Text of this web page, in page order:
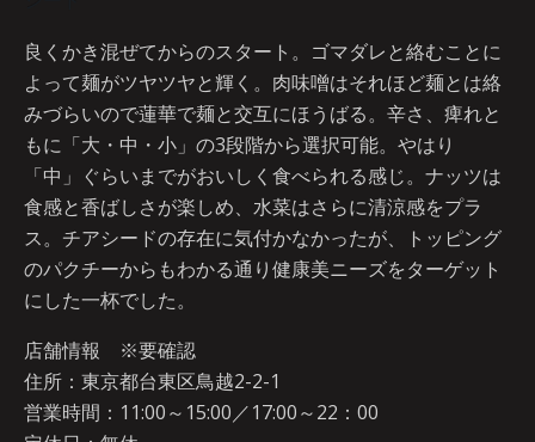
良くかき混ぜてからのスタート。ゴマダレと絡むことに
よって麺がツヤツヤと輝く。肉味噌はそれほど麺とは絡
みづらいので蓮華で麺と交互にほうばる。辛さ、痺れと
もに「大・中・小」の3段階から選択可能。やはり
「中」ぐらいまでがおいしく食べられる感じ。ナッツは
食感と香ばしさが楽しめ、水菜はさらに清涼感をプラ
ス。チアシードの存在に気付かなかったが、トッピング
のパクチーからもわかる通り健康美ニーズをターゲット
にした一杯でした。
店舗情報 ※要確認
住所：東京都台東区鳥越2-2-1
営業時間：11:00～15:00／17:00～22：00